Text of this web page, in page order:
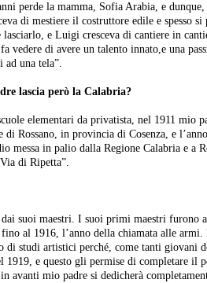
perde la mamma, Sofia Arabia, e
di mestiere il costruttore edile e spesso
e Luigi cresceva di cantiere in
vedere di avere un talento innato,e una
ad una tela”.
lascia però la Calabria?
elementari da privatista, nel 1911 mio
di Rossano, in provincia di Cosenza, e
messa in palio dalla Regione Calabria e a
di Ripetta”.
dai suoi maestri. I suoi primi maestri furono
al 1916, l’anno della chiamata alle
di studi artistici perché, come tanti giovani
e questo gli permise di completare il
avanti mio padre si dedicherà